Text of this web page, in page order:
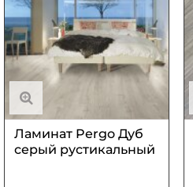
Ламинат Pergo Дуб
серый рустикальный